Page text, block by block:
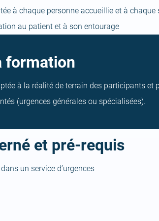
à chaque personne accueillie et à
au patient et à son entourage
formation
à la réalité de terrain des participants et
(urgences générales ou spécialisées).
et pré-requis
un service d’urgences